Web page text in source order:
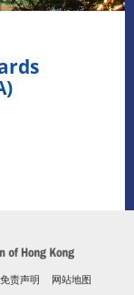
免责声明 网站地图